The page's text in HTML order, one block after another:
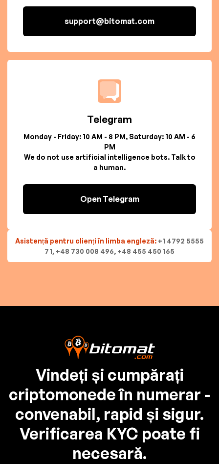
support@bitomat.com
Telegram
Monday - Friday: 10 AM - 8 PM, Saturday: 10 AM - 6
PM
We do not use artificial intelligence bots. Talk to
a human.
Open Telegram
Asistență pentru clienți în limba engleză: +1 4792 5555
71, +48 730 008 496, +48 455 450 165
Vindeți și cumpărați
criptomonede în numerar -
convenabil, rapid și sigur.
Verificarea KYC poate fi
necesară.